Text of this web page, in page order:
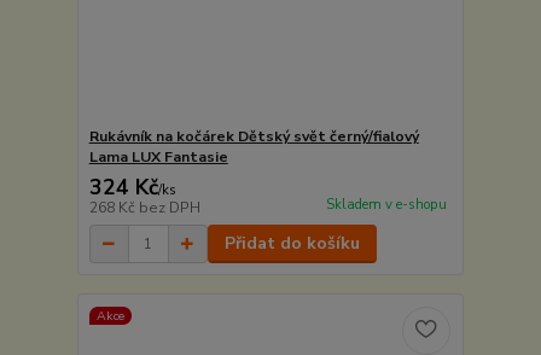
Rukávník na kočárek Dětský svět černý/fialový
Lama LUX Fantasie
324 Kč/ks
268 Kč bez DPH Skladem v e-shopu
Přidat do košíku
Akce